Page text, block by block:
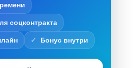
соцконтракта
Бонус внутри